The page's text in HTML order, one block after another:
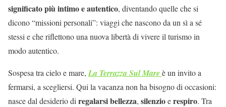
significato più intimo e autentico, diventando quelle che si
dicono “missioni personali”: viaggi che nascono da un sì a sé
stessi e che riflettono una nuova libertà di vivere il turismo in
modo autentico.
Sospesa tra cielo e mare, La Terrazza Sul Mareè un invito a
fermarsi, a scegliersi. Qui la vacanza non ha bisogno di occasioni:
nasce dal desiderio di regalarsi bellezza, silenzioerespiro. Tra